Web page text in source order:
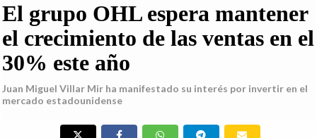
El grupo OHL espera mantener
el crecimiento de las ventas en el
30% este año
Juan Miguel Villar Mir ha manifestado su interés por invertir en el
mercado estadounidense